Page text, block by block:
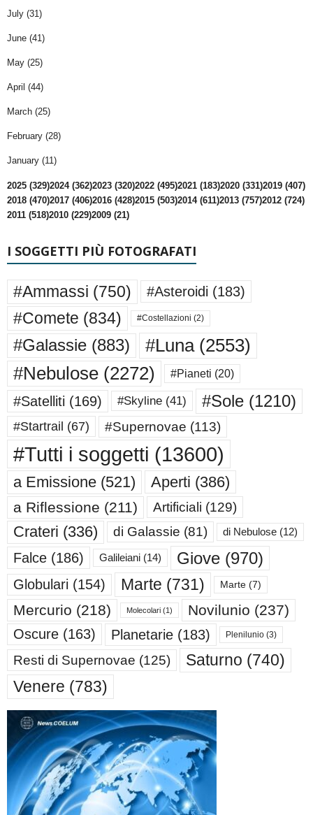
July (31)
June (41)
May (25)
April (44)
March (25)
February (28)
January (11)
2025 (329)2024 (362)2023 (320)2022 (495)2021 (183)2020 (331)2019 (407)
2018 (470)2017 (406)2016 (428)2015 (503)2014 (611)2013 (757)2012 (724)
2011 (518)2010 (229)2009 (21)
I SOGGETTI PIÙ FOTOGRAFATI
#Ammassi (750) #Asteroidi (183)
#Comete (834) #Costellazioni (2)
#Galassie (883) #Luna(2553)
#Nebulose (2272) #Pianeti (20)
#Satelliti (169) #Skyline (41) #Sole (1210)
#Startrail (67) #Supernovae (113)
#Tutti i soggetti (13600)
a Emissione (521) Aperti (386)
a Riflessione (211) Artificiali (129)
Crateri (336) di Galassie (81) di Nebulose (12)
Falce (186) Galileiani (14) Giove (970)
Globulari (154) Marte (731) Marte (7)
Mercurio (218) Molecolari (1) Novilunio (237)
Oscure (163) Planetarie (183) Plenilunio (3)
Resti di Supernovae (125) Saturno (740)
Venere (783)